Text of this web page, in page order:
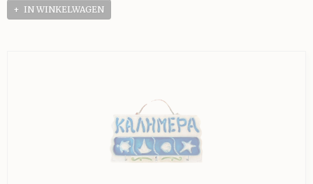
IN WINKELWAGEN